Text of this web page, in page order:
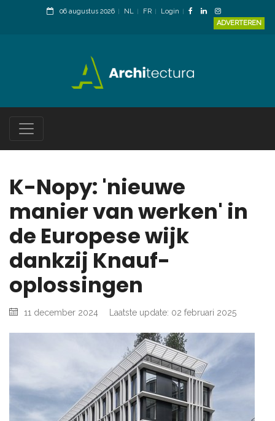
06 augustus 2026 NL FR
Login
ADVERTEREN
K-Nopy: 'nieuwe
manier van werken' in
de Europese wijk
dankzij Knauf-
oplossingen
11 december 2024 Laatste update: 02 februari 2025